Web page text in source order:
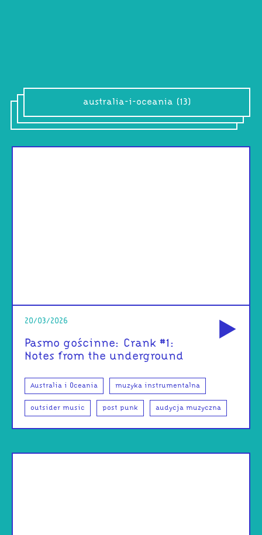
australia-i-oceania (13)
20/03/2026
Pasmo gościnne: Crank #1:
Notes from the underground
Australia i Oceania muzyka instrumentalna
outsider music post punk audycja muzyczna